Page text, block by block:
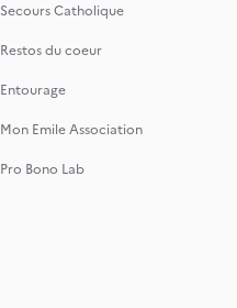
Secours Catholique
Restos du coeur
Entourage
Mon Emile Association
Pro Bono Lab